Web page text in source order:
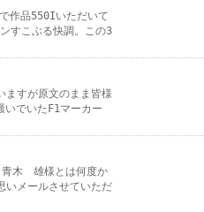
作品550Iいただいて
すこぶる快調。この3
ますが原文のまま皆様
でいたF1マーカー
青木 雄様とは何度か
いメールさせていただ